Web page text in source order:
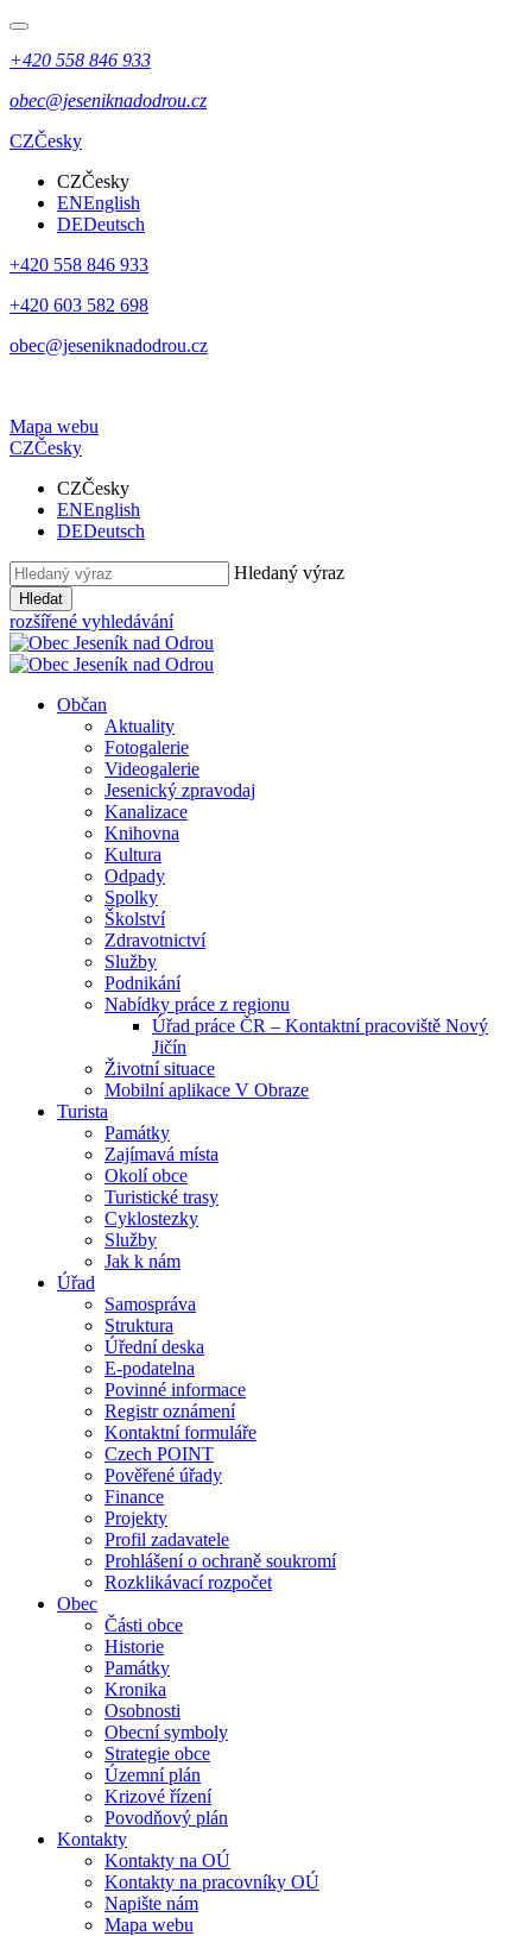
+420 558 846 933
obec@jeseniknadodrou.cz
CZČesky
CZČesky
ENEnglish
DEDeutsch
+420 558 846 933
+420 603 582 698
obec@jeseniknadodrou.cz
Mapa webu
CZČesky
CZČesky
ENEnglish
DEDeutsch
Hledaný výraz
Hledat
rozšířené vyhledávání
Občan
Aktuality
Fotogalerie
Videogalerie
Jesenický zpravodaj
Kanalizace
Knihovna
Kultura
Odpady
Spolky
Školství
Zdravotnictví
Služby
Podnikání
Nabídky práce z regionu
Úřad práce ČR – Kontaktní pracoviště Nový
Jičín
Životní situace
Mobilní aplikace V Obraze
Turista
Památky
Zajímavá místa
Okolí obce
Turistické trasy
Cyklostezky
Služby
Jak k nám
Úřad
Samospráva
Struktura
Úřední deska
E-podatelna
Povinné informace
Registr oznámení
Kontaktní formuláře
Czech POINT
Pověřené úřady
Finance
Projekty
Profil zadavatele
Prohlášení o ochraně soukromí
Rozklikávací rozpočet
Obec
Části obce
Historie
Památky
Kronika
Osobnosti
Obecní symboly
Strategie obce
Územní plán
Krizové řízení
Povodňový plán
Kontakty
Kontakty na OÚ
Kontakty na pracovníky OÚ
Napište nám
Mapa webu